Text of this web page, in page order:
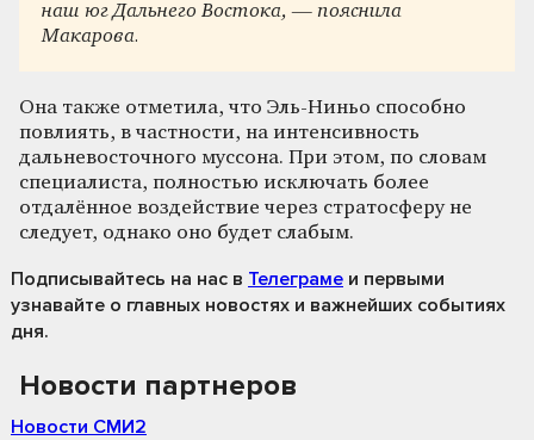
наш юг Дальнего Востока, — пояснила
Макарова.
Она также отметила, что Эль-Ниньо способно
повлиять, в частности, на интенсивность
дальневосточного муссона. При этом, по словам
специалиста, полностью исключать более
отдалённое воздействие через стратосферу не
следует, однако оно будет слабым.
Подписывайтесь на нас в Телеграме и первыми
узнавайте о главных новостях и важнейших событиях
дня.
Новости партнеров
Новости СМИ2